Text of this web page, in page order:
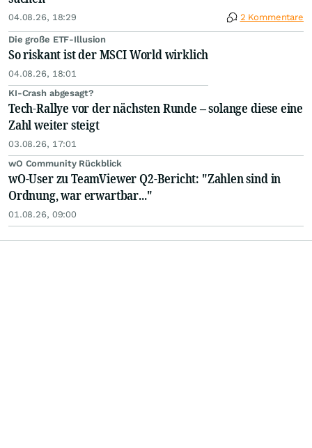
04.08.26, 18:29 2 Kommentare
Die große ETF-Illusion
So riskant ist der MSCI World wirklich
04.08.26, 18:01
KI-Crash abgesagt?
Tech-Rallye vor der nächsten Runde – solange diese eine
Zahl weiter steigt
03.08.26, 17:01
wO Community Rückblick
wO-User zu TeamViewer Q2-Bericht: "Zahlen sind in
Ordnung, war erwartbar..."
01.08.26, 09:00